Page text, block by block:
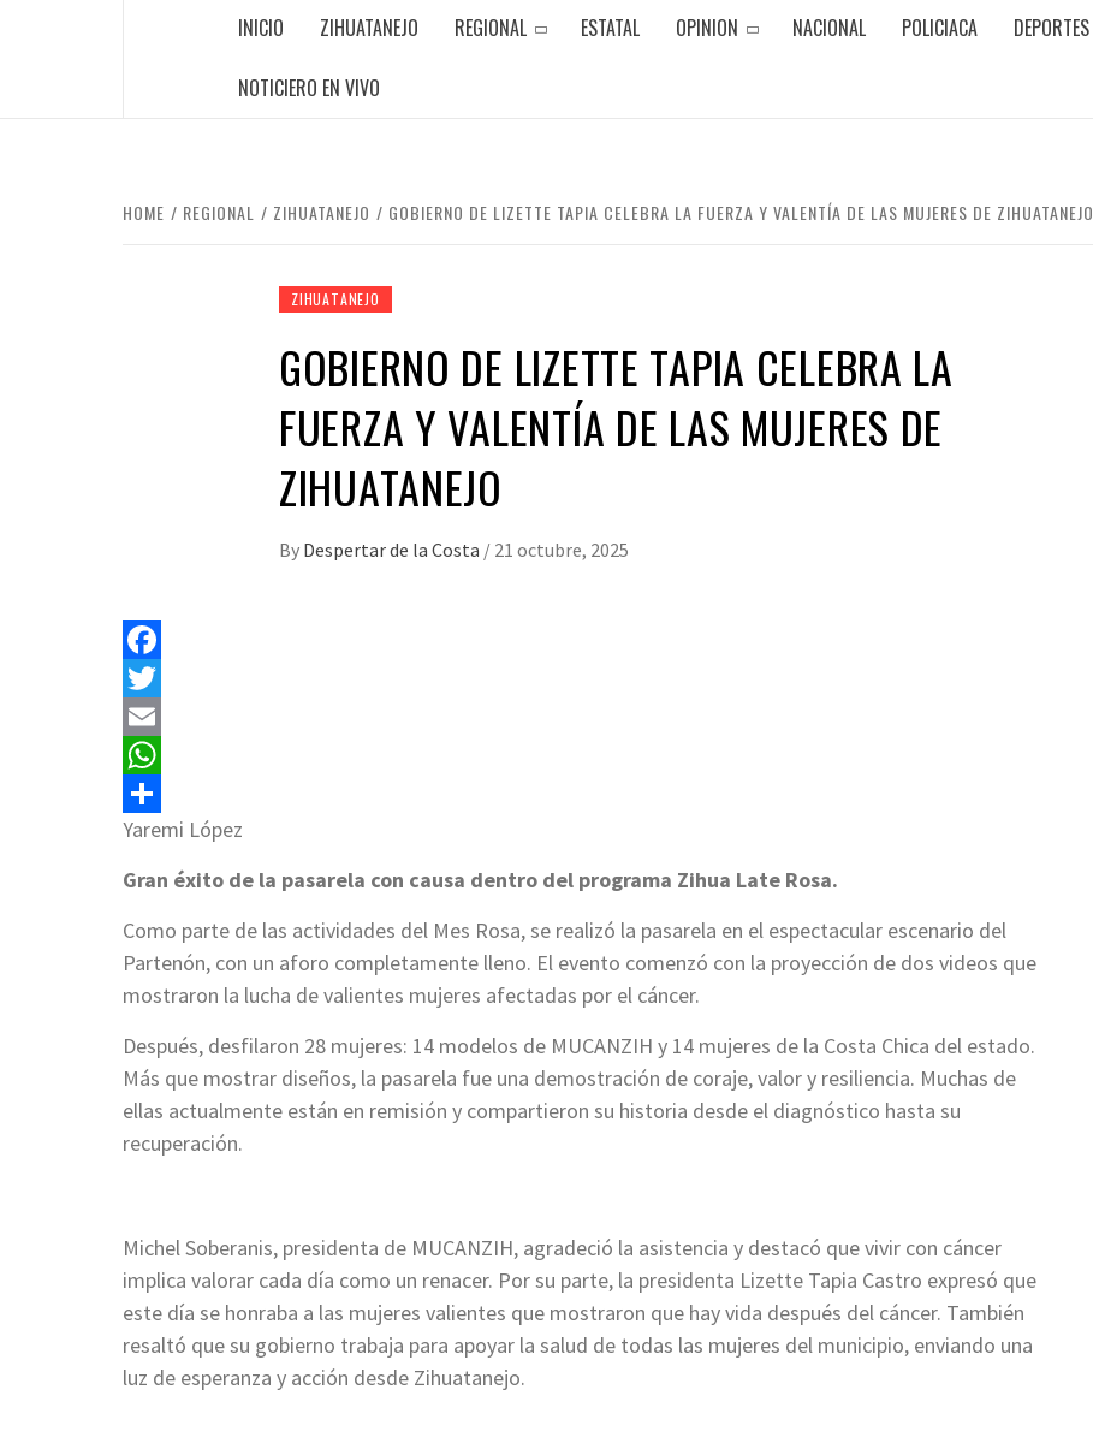
INICIO ZIHUATANEJO REGIONAL ESTATAL OPINION NACIONAL POLICIACA DEPORTES
NOTICIERO EN VIVO
HOME REGIONAL ZIHUATANEJO GOBIERNO DE LIZETTE TAPIA CELEBRA LA FUERZA Y VALENTÍA DE LAS MUJERES DE ZIHUATANEJO
ZIHUATANEJO
GOBIERNO DE LIZETTE TAPIA CELEBRA LA
FUERZA Y VALENTÍA DE LAS MUJERES DE
ZIHUATANEJO
By Despertar de la Costa / 21 octubre, 2025
Facebook
Twitter
Email
WhatsApp
Compartir
Yaremi López
Gran éxito de la pasarela con causa dentro del programa Zihua Late Rosa.
Como parte de las actividades del Mes Rosa, se realizó la pasarela en el espectacular escenario del
Partenón, con un aforo completamente lleno. El evento comenzó con la proyección de dos videos que
mostraron la lucha de valientes mujeres afectadas por el cáncer.
Después, desfilaron 28 mujeres: 14 modelos de MUCANZIH y 14 mujeres de la Costa Chica del estado.
Más que mostrar diseños, la pasarela fue una demostración de coraje, valor y resiliencia. Muchas de
ellas actualmente están en remisión y compartieron su historia desde el diagnóstico hasta su
recuperación.
Michel Soberanis, presidenta de MUCANZIH, agradeció la asistencia y destacó que vivir con cáncer
implica valorar cada día como un renacer. Por su parte, la presidenta Lizette Tapia Castro expresó que
este día se honraba a las mujeres valientes que mostraron que hay vida después del cáncer. También
resaltó que su gobierno trabaja para apoyar la salud de todas las mujeres del municipio, enviando una
luz de esperanza y acción desde Zihuatanejo.